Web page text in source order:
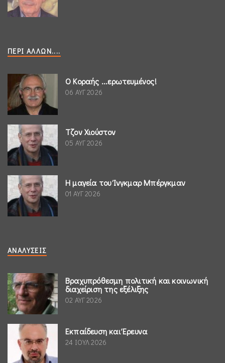
ΠΕΡΊ ΆΛΛΩΝ....
Ο Κοραής ...ερωτευμένος!
06 ΑΥΓ 2026
Τζον Χιούστον
05 ΑΥΓ 2026
Η μαγεία του Ίνγκμαρ Μπέργκμαν
01 ΑΥΓ 2026
ΑΝΑΛΎΣΕΙΣ
Βραχυπρόθεσμη πολιτική και κοινωνική
διαχείριση της εξέλιξης
02 ΑΥΓ 2026
Εκπαίδευση και Έρευνα
24 ΙΟΥΛ 2026